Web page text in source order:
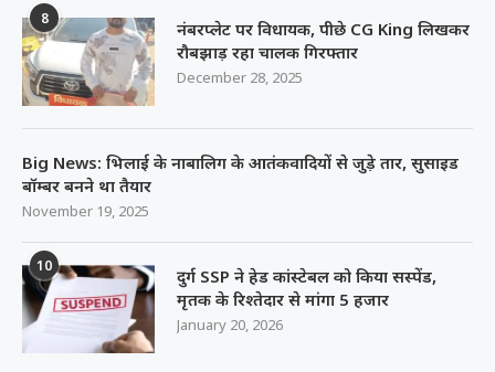
8
नंबरप्लेट पर विधायक, पीछे CG King लिखकर
रौबझाड़ रहा चालक गिरफ्तार
December 28, 2025
Big News: भिलाई के नाबालिग के आतंकवादियों से जुड़े तार, सुसाइड
बॉम्बर बनने था तैयार
November 19, 2025
10
दुर्ग SSP ने हेड कांस्टेबल को किया सस्पेंड,
मृतक के रिश्तेदार से मांगा 5 हजार
January 20, 2026